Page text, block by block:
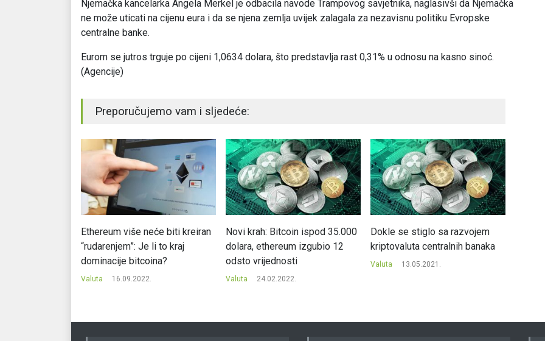
Njemačka kancelarka Angela Merkel je odbacila navode Trampovog savjetnika, naglasivši da Njemačka
ne može uticati na cijenu eura i da se njena zemlja uvijek zalagala za nezavisnu politiku Evropske
centralne banke.
Eurom se jutros trguje po cijeni 1,0634 dolara, što predstavlja rast 0,31% u odnosu na kasno sinoć.
(Agencije)
Preporučujemo vam i sljedeće:
Ethereum više neće biti kreiran
“rudarenjem”: Je li to kraj
dominacije bitcoina?
Valuta 16.09.2022.
Novi krah: Bitcoin ispod 35.000
dolara, ethereum izgubio 12
odsto vrijednosti
Valuta 24.02.2022.
Dokle se stiglo sa razvojem
kriptovaluta centralnih banaka
Valuta 13.05.2021.